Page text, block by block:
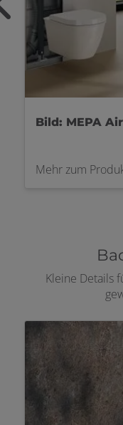
MEPA Orbit
Mehr zum
Kleine Details